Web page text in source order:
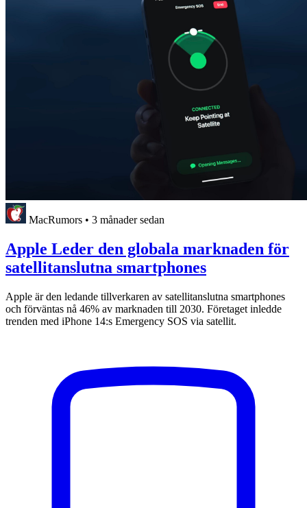
MacRumors • 3 månader sedan
Apple Leder den globala marknaden för
satellitanslutna smartphones
Apple är den ledande tillverkaren av satellitanslutna smartphones
och förväntas nå 46% av marknaden till 2030. Företaget inledde
trenden med iPhone 14:s Emergency SOS via satellit.